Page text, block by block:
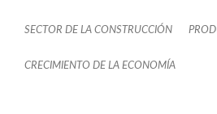
SECTOR DE LA CONSTRUCCIÓN
CRECIMIENTO DE LA ECONOMÍA